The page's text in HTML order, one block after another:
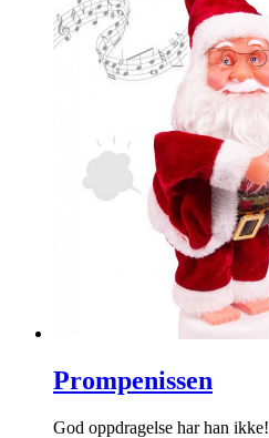
Prompenissen
God oppdragelse har han ikke!